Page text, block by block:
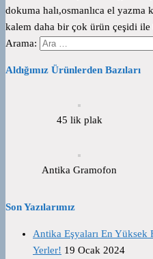
dokuma halı,osmanlıca el
kalem daha bir çok ürün çeşidi
Arama:
Aldığımız Ürünlerden Bazıları
45 lik plak
Antika Gramofon
Son Yazılarımız
Antika Eşyaları En
Yerler! 19 Ocak 2024